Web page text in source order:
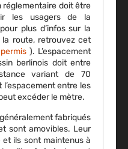
réglementaire doit être
les usagers de la
plus d’infos sur la
route, retrouvez cet
). L’espacement
berlinois doit entre
variant de 70
entre les
excéder le mètre.
fabriqués
sont amovibles. Leur
ils sont maintenus à